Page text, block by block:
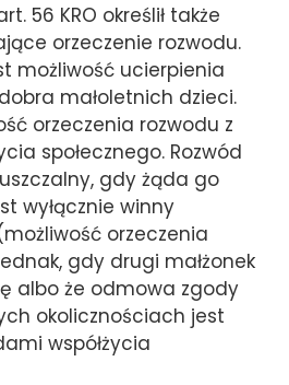
56 KRO określił także
orzeczenie rozwodu.
możliwość ucierpienia
małoletnich dzieci.
orzeczenia rozwodu z
społecznego. Rozwód
gdy żąda go
wyłącznie winny
orzeczenia
gdy drugi małżonek
albo że odmowa zgody
okolicznościach jest
współżycia